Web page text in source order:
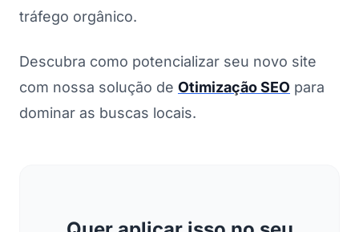
tráfego orgânico.
Descubra como potencializar seu novo site
com nossa solução de Otimização SEO para
dominar as buscas locais.